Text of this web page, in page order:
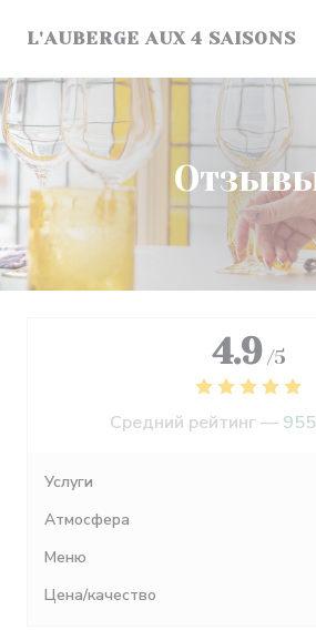
L'AUBERGE AUX 4 SAISONS
4.9 /5
Средний рейтинг —
Услуги
Атмосфера
Меню
Цена/качество